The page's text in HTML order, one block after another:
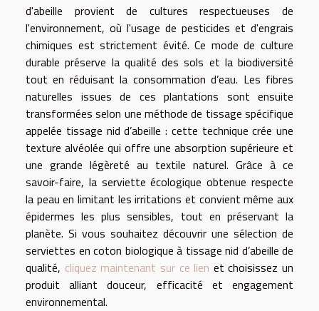
d'abeille provient de cultures respectueuses de
l'environnement, où l'usage de pesticides et d'engrais
chimiques est strictement évité. Ce mode de culture
durable préserve la qualité des sols et la biodiversité
tout en réduisant la consommation d’eau. Les fibres
naturelles issues de ces plantations sont ensuite
transformées selon une méthode de tissage spécifique
appelée tissage nid d’abeille : cette technique crée une
texture alvéolée qui offre une absorption supérieure et
une grande légèreté au textile naturel. Grâce à ce
savoir-faire, la serviette écologique obtenue respecte
la peau en limitant les irritations et convient même aux
épidermes les plus sensibles, tout en préservant la
planète. Si vous souhaitez découvrir une sélection de
serviettes en coton biologique à tissage nid d’abeille de
qualité, cliquez maintenant sur ce lien et choisissez un
produit alliant douceur, efficacité et engagement
environnemental.